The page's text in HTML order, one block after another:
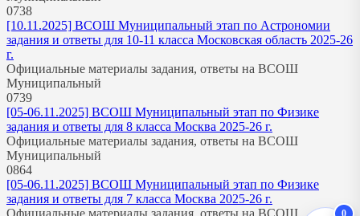
0738
[10.11.2025] ВСОШ Муниципальный этап по Астрономии
задания и ответы для 10-11 класса Московская область 2025-26
г.
Официальные материалы задания, ответы на ВСОШ
Муниципальный
0739
[05-06.11.2025] ВСОШ Муниципальный этап по Физике
задания и ответы для 8 класса Москва 2025-26 г.
Официальные материалы задания, ответы на ВСОШ
Муниципальный
0864
[05-06.11.2025] ВСОШ Муниципальный этап по Физике
задания и ответы для 7 класса Москва 2025-26 г.
Официальные материалы задания, ответы на ВСОШ
0